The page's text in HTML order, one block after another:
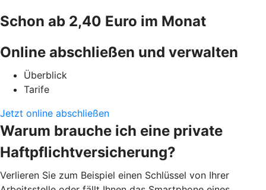
Schon ab 2,40 Euro im Monat
Online abschließen und verwalten
Überblick
Tarife
Jetzt online abschließen
Warum brauche ich eine private
Haftpflichtversicherung?
Verlieren Sie zum Beispiel einen Schlüssel von Ihrer